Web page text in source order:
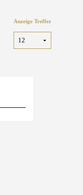
Anzeige Treffer